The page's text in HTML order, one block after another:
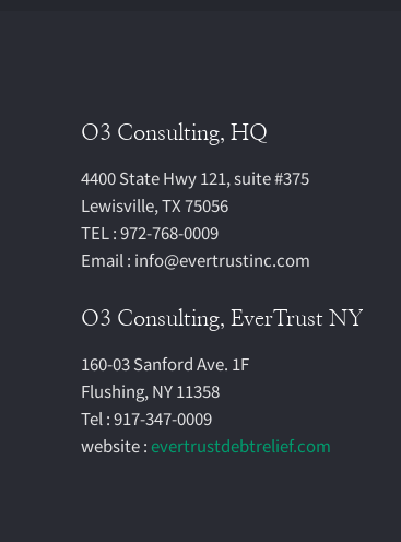
O3 Consulting, HQ
4400 State Hwy 121, suite #375
Lewisville, TX 75056
TEL : 972-768-0009
Email : info@evertrustinc.com
O3 Consulting, EverTrust NY
160-03 Sanford Ave. 1F
Flushing, NY 11358
Tel : 917-347-0009
website : evertrustdebtrelief.com